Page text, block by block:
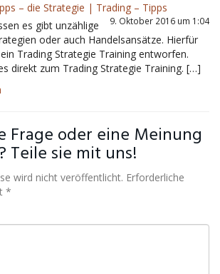
– die Strategie | Trading – Tipps
9. Oktober 2016 um 1:04
es gibt unzählige
oder auch Handelsansätze. Hierfür
Trading Strategie Training entworfen.
direkt zum Trading Strategie Training. […]
Frage oder eine Meinung
Teile sie mit uns!
wird nicht veröffentlicht. Erforderliche
*